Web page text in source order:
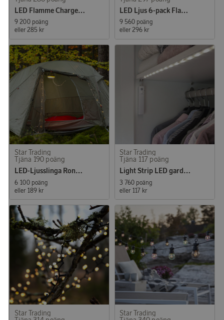
LED Flamme Charge 6-pack Värmeljus
9 200 poäng
eller 285 kr
LED Ljus 6-pack Flamme Charge
9 560 poäng
eller 296 kr
Star Trading
Tjäna 190 poäng
LED-Ljusslinga Rondo 10m
6 100 poäng
eller 189 kr
Star Trading
Tjäna 117 poäng
Light Strip LED garderob- och nattlampa
3 760 poäng
eller 117 kr
Star Trading Star Trading